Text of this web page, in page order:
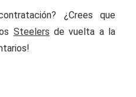
¿Crees que
Steelers de vuelta a la